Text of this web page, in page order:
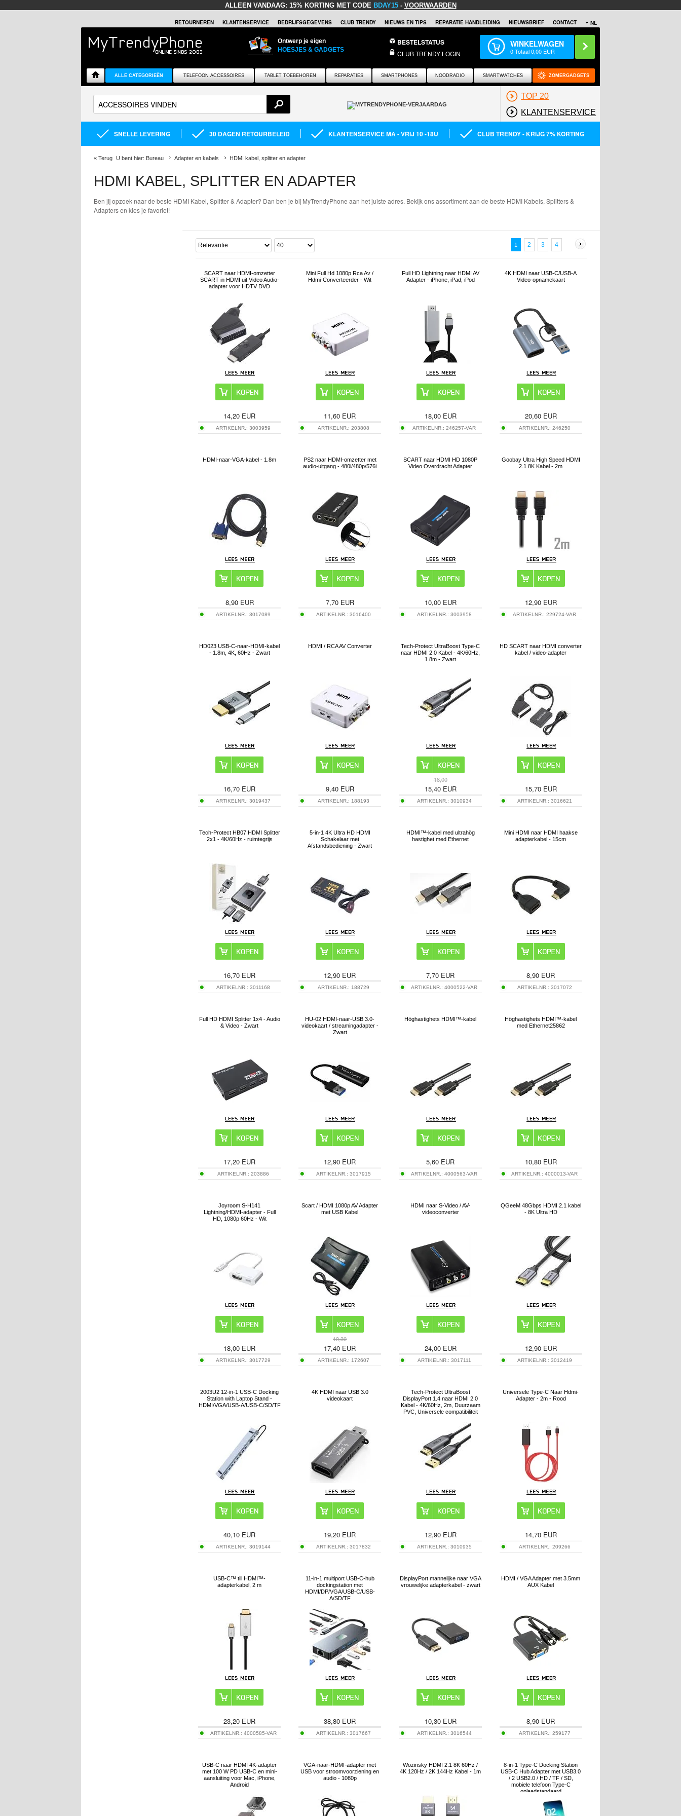
ALLEEN VANDAAG: 15% KORTING MET CODE BDAY15- VOORWAARDEN
NL
RETOURNEREN KLANTENSERVICE BEDRIJFSGEGEVENS CLUB TRENDY NIEUWS EN TIPS REPARATIE HANDLEIDING NIEUWSBRIEF CONTACT
Ontwerp je eigen
HOESJES & GADGETS
BESTELSTATUS
CLUB TRENDY LOGIN
WINKELWAGEN
0Totaal0,00 EUR
ALLE CATEGORIEËN TELEFOON ACCESSOIRES TABLET TOEBEHOREN REPARATIES SMARTPHONES NOODRADIO SMARTWATCHES ZOMERGADGETS
TOP 20
KLANTENSERVICE
SNELLE LEVERING 30 DAGEN RETOURBELEID KLANTENSERVICE MA - VRIJ 10 -18U CLUB TRENDY - KRIJG 7% KORTING
« Terug U bent hier: Bureau Adapter en kabels HDMI kabel, splitter en adapter
HDMI KABEL, SPLITTER EN ADAPTER
Ben jij opzoek naar de beste HDMI Kabel, Splitter & Adapter? Dan ben je bij MyTrendyPhone aan het juiste adres. Bekijk ons assortiment aan de beste HDMI Kabels, Splitters &
Adapters en kies je favoriet!
1 2 3 4
SCART naar HDMI-omzetter
SCART in HDMI uit Video Audio-
adapter voor HDTV DVD
14,20 EUR
ARTIKELNR.:3003959
Mini Full Hd 1080p Rca Av /
Hdmi-Converteerder - Wit
11,60 EUR
ARTIKELNR.:203808
Full HD Lightning naar HDMI AV
Adapter - iPhone, iPad, iPod
18,00EUR
ARTIKELNR.:246257-VAR
4K HDMI naar USB-C/USB-A
Video-opnamekaart
20,60EUR
ARTIKELNR.: 246250
HDMI-naar-VGA-kabel - 1.8m
8,90EUR
ARTIKELNR.:3017089
PS2 naar HDMI-omzetter met
audio-uitgang - 480i/480p/576i
7,70EUR
ARTIKELNR.:3016400
SCART naar HDMI HD 1080P
Video Overdracht Adapter
10,00EUR
ARTIKELNR.: 3003958
Goobay Ultra High Speed HDMI
2.1 8K Kabel - 2m
12,90EUR
ARTIKELNR.:229724-VAR
HD023 USB-C-naar-HDMI-kabel
- 1.8m, 4K, 60Hz - Zwart
16,70 EUR
ARTIKELNR.:3019437
HDMI / RCA AV Converter
9,40EUR
ARTIKELNR.: 188193
Tech-Protect UltraBoost Type-C
naar HDMI 2.0 Kabel - 4K/60Hz,
1.8m - Zwart
18,00
15,40EUR
ARTIKELNR.: 3010934
HD SCART naar HDMI converter
kabel / video-adapter
15,70EUR
ARTIKELNR.: 3016621
Tech-Protect HB07 HDMI Splitter
2x1 - 4K/60Hz - ruimtegrijs
16,70 EUR
ARTIKELNR.:3011168
5-in-1 4K Ultra HD HDMI
Schakelaar met
Afstandsbediening - Zwart
12,90 EUR
ARTIKELNR.: 188729
HDMI™-kabel med ultrahög
hastighet med Ethernet
7,70 EUR
ARTIKELNR.:4000522-VAR
Mini HDMI naar HDMI haakse
adapterkabel - 15cm
8,90 EUR
ARTIKELNR.: 3017072
Full HD HDMI Splitter 1x4 - Audio
& Video - Zwart
17,20 EUR
ARTIKELNR.:203886
HU-02 HDMI-naar-USB 3.0-
videokaart / streamingadapter -
Zwart
12,90 EUR
ARTIKELNR.:3017915
Höghastighets HDMI™-kabel
5,60 EUR
ARTIKELNR.:4000563-VAR
Höghastighets HDMI™-kabel
med Ethernet25862
10,80EUR
ARTIKELNR.:4000013-VAR
Joyroom S-H141
Lightning/HDMI-adapter - Full
HD, 1080p 60Hz - Wit
18,00 EUR
ARTIKELNR.:3017729
Scart / HDMI 1080p AV Adapter
met USB Kabel
19,30
17,40 EUR
ARTIKELNR.: 172607
HDMI naar S-Video / AV-
videoconverter
24,00EUR
ARTIKELNR.: 3017111
QGeeM 48Gbps HDMI 2.1 kabel
- 8K Ultra HD
12,90EUR
ARTIKELNR.: 3012419
2003U2 12-in-1 USB-C Docking
Station with Laptop Stand -
HDMI/VGA/USB-A/USB-C/SD/TF
40,10 EUR
ARTIKELNR.:3019144
4K HDMI naar USB 3.0
videokaart
19,20 EUR
ARTIKELNR.:3017832
Tech-Protect UltraBoost
DisplayPort 1.4 naar HDMI 2.0
Kabel - 4K/60Hz, 2m, Duurzaam
PVC, Universele compatibiliteit
12,90EUR
ARTIKELNR.: 3010935
Universele Type-C Naar Hdmi-
Adapter - 2m - Rood
14,70EUR
ARTIKELNR.: 209266
USB-C™ till HDMI™-
adapterkabel, 2 m
23,20 EUR
ARTIKELNR.: 4000585-VAR
11-in-1 multiport USB-C-hub
dockingstation met
HDMI/DP/VGA/USB-C/USB-
A/SD/TF
38,80 EUR
ARTIKELNR.:3017667
DisplayPort mannelijke naar VGA
vrouwelijke adapterkabel - zwart
10,30EUR
ARTIKELNR.: 3016544
HDMI / VGA Adapter met 3.5mm
AUX Kabel
8,90 EUR
ARTIKELNR.: 259177
USB-C naar HDMI 4K-adapter
met 100 W PD USB-C en mini-
aansluiting voor Mac, iPhone,
Android
VGA-naar-HDMI-adapter met
USB voor stroomvoorziening en
audio - 1080p
Wozinsky HDMI 2.1 8K 60Hz /
4K 120Hz / 2K 144Hz Kabel - 1m
8-in-1 Type-C Docking Station
USB-C Hub Adapter met USB3.0
/ 2 USB2.0 / HD / TF / SD,
mobiele telefoon Type-C
oplaadstandaard